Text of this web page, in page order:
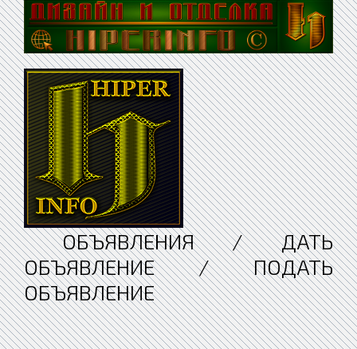
ОБЪЯВЛЕНИЯ / ДАТЬ
ОБЪЯВЛЕНИЕ / ПОДАТЬ
ОБЪЯВЛЕНИЕ